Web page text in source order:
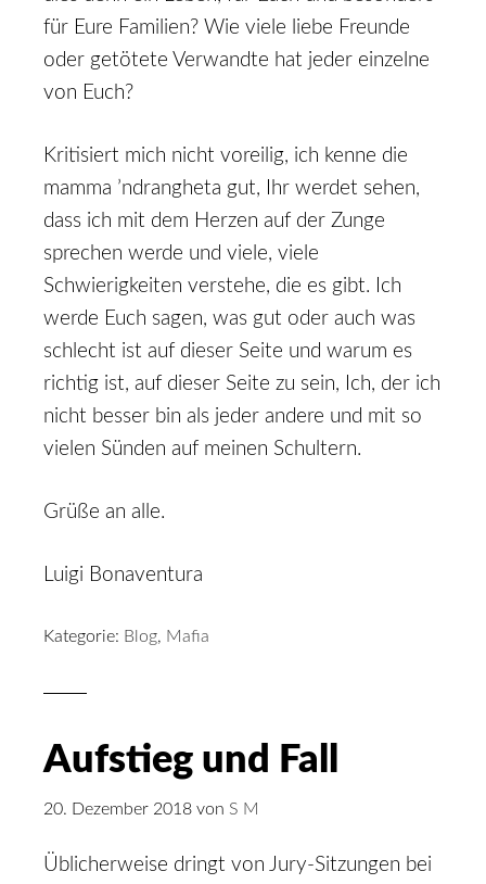
für Eure Familien? Wie viele liebe Freunde
oder getötete Verwandte hat jeder einzelne
von Euch?
Kritisiert mich nicht voreilig, ich kenne die
mamma ’ndrangheta gut, Ihr werdet sehen,
dass ich mit dem Herzen auf der Zunge
sprechen werde und viele, viele
Schwierigkeiten verstehe, die es gibt. Ich
werde Euch sagen, was gut oder auch was
schlecht ist auf dieser Seite und warum es
richtig ist, auf dieser Seite zu sein, Ich, der ich
nicht besser bin als jeder andere und mit so
vielen Sünden auf meinen Schultern.
Grüße an alle.
Luigi Bonaventura
Kategorie: Blog, Mafia
Aufstieg und Fall
20. Dezember 2018 von S M
Üblicherweise dringt von Jury-Sitzungen bei